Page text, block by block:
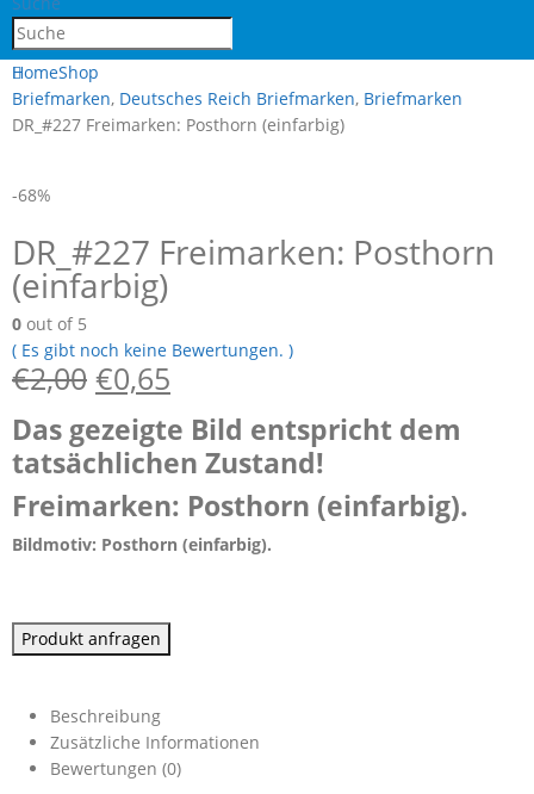
HomeShop
Briefmarken, Deutsches Reich Briefmarken, Briefmarken
DR_#227 Freimarken: Posthorn (einfarbig)
-68%
DR_#227 Freimarken: Posthorn
(einfarbig)
0 out of 5
( Es gibt noch keine Bewertungen. )
€2,00 €0,65
Das gezeigte Bild entspricht dem
tatsächlichen Zustand!
Freimarken: Posthorn (einfarbig).
Bildmotiv: Posthorn (einfarbig).
Produkt anfragen
Beschreibung
Zusätzliche Informationen
Bewertungen (0)